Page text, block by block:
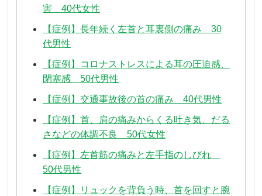
害 40代女性
【症例】長年続く左首と耳裏側の痛み 30
代男性
【症例】コロナストレスによる耳の圧迫感、
閉塞感 50代男性
【症例】交通事故後の首の痛み 40代男性
【症例】首、肩の痛みからくる吐き気、だる
さなどの体調不良 50代女性
【症例】左首筋の痛みと左手指のしびれ
50代男性
【症例】リュックを背負う時、首を回すと腕